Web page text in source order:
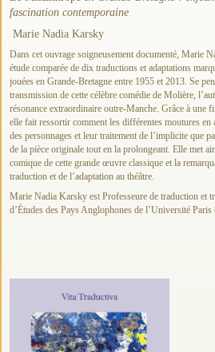
fascination contemporaine
Marie Nadia Karsky
Dans cet ouvrage soigneusement documenté, Marie
étude comparée de dix traductions et adaptations
jouées en Grande-Bretagne entre 1955 et 2013. Se
transmission de cette célèbre comédie de Molière,
résonance extraordinaire outre-Manche. Grâce à une
elle fait ressortir comment les différentes moutures
des personnages et leur traitement de l’implicite que
de la pièce originale tout en la prolongeant. Elle met
comique de cette grande œuvre classique et la
traduction et de l’adaptation au théâtre.
Marie Nadia Karsky est Professeure de traduction et
d’Études des Pays Anglophones de l’Université